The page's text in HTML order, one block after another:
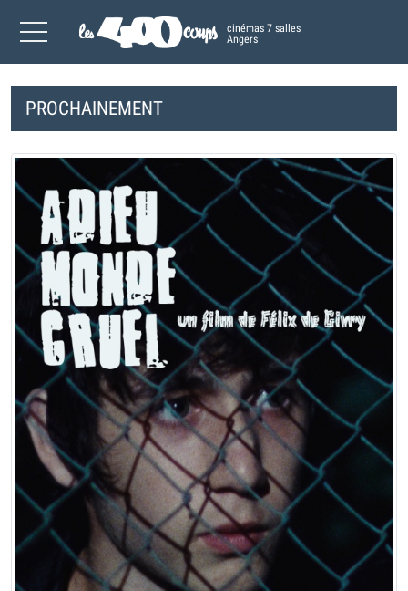
cinémas 7 salles
Angers
PROCHAINEMENT